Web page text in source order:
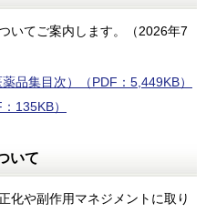
いてご案内します。（2026年7
品集目次）（PDF：5,449KB）
135KB）
いて
化や副作用マネジメントに取り